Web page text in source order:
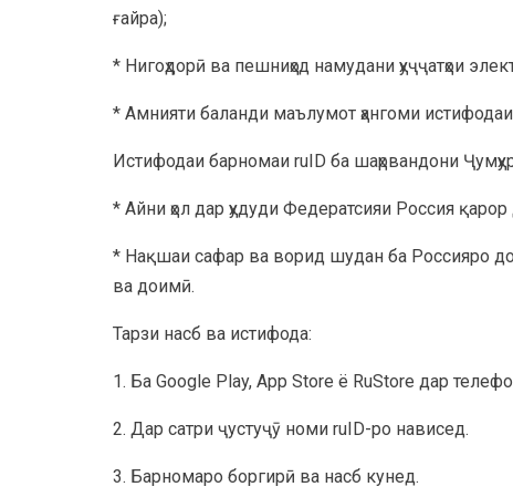
ғайра);
* Нигоҳдорӣ ва пешниҳод намудани ҳуҷҷатҳои
* Амнияти баланди маълумот ҳангоми
Истифодаи барномаи ruID ба шаҳрвандони
* Айни ҳол дар ҳудуди Федератсияи Россия
* Нақшаи сафар ва ворид шудан ба Россияро
ва доимӣ.
Тарзи насб ва истифода:
1. Ба Google Play, App Store ё RuStore дар
2. Дар сатри ҷустуҷӯ номи ruID-ро нависед.
3. Барномаро боргирӣ ва насб кунед.